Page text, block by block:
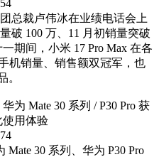
总裁卢伟冰在业绩电话会上
破 100 万、11 月初销量突破
期间，小米 17 Pro Max 在各
机销量、销售额双冠军，也
。
为 Mate 30 系列 / P30 Pro 获
使用体验
Mate 30 系列、华为 P30 Pro